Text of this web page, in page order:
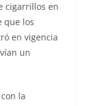
cigarrillos en
que los
en vigencia
un
la